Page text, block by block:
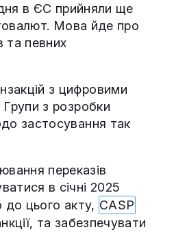
дня в ЄС прийняли ще
Мова йде про
та певних
з цифровими
з розробки
застосування так
переказів
в січні 2025
до цього акту, CASP
та забезпечувати